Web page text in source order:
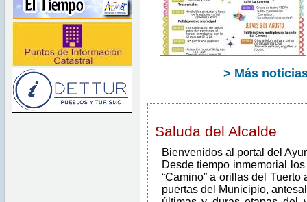
00:00:00
CEST
2026
Mon
Jul 27
00:00:00
> Más
Saluda del Alcalde
Bienvenidos al portal del
Desde tiempo inmemorial
“Camino” a orillas del
puertas del Municipio,